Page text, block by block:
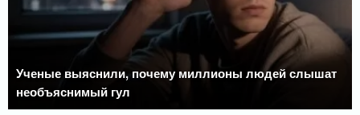
Ученые выяснили, почему миллионы людей слышат
необъяснимый гул